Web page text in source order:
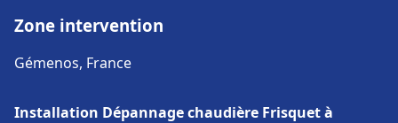
Zone intervention
Gémenos, France
Installation Dépannage chaudière Frisquet à